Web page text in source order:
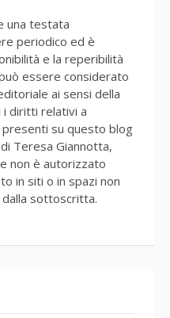
una testata
periodico ed è
e la reperibilità
essere considerato
ai sensi della
i diritti relativi a
su questo blog
Teresa Giannotta,
non è autorizzato
in siti o in spazi non
sottoscritta.